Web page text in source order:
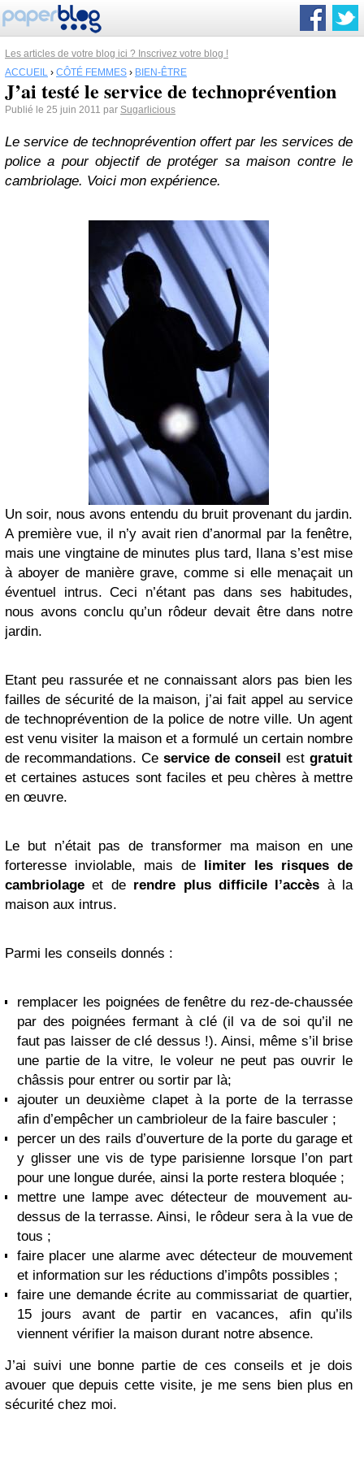
Les articles de votre blog ici ? Inscrivez votre blog !
ACCUEIL › CÔTÉ FEMMES › BIEN-ÊTRE
J’ai testé le service de technoprévention
Publié le 25 juin 2011 par Sugarlicious
Le service de technoprévention offert par les services de
police a pour objectif de protéger sa maison contre le
cambriolage. Voici mon expérience.
Un soir, nous avons entendu du bruit provenant du jardin.
A première vue, il n’y avait rien d’anormal par la fenêtre,
mais une vingtaine de minutes plus tard, Ilana s’est mise
à aboyer de manière grave, comme si elle menaçait un
éventuel intrus. Ceci n’étant pas dans ses habitudes,
nous avons conclu qu’un rôdeur devait être dans notre
jardin.
Etant peu rassurée et ne connaissant alors pas bien les
failles de sécurité de la maison, j’ai fait appel au service
de technoprévention de la police de notre ville. Un agent
est venu visiter la maison et a formulé un certain nombre
de recommandations. Ce service de conseil est gratuit
et certaines astuces sont faciles et peu chères à mettre
en œuvre.
Le but n’était pas de transformer ma maison en une
forteresse inviolable, mais de limiter les risques de
cambriolage et de rendre plus difficile l’accès à la
maison aux intrus.
Parmi les conseils donnés :
remplacer les poignées de fenêtre du rez-de-chaussée
par des poignées fermant à clé (il va de soi qu’il ne
faut pas laisser de clé dessus !). Ainsi, même s’il brise
une partie de la vitre, le voleur ne peut pas ouvrir le
châssis pour entrer ou sortir par là;
ajouter un deuxième clapet à la porte de la terrasse
afin d’empêcher un cambrioleur de la faire basculer ;
percer un des rails d’ouverture de la porte du garage et
y glisser une vis de type parisienne lorsque l’on part
pour une longue durée, ainsi la porte restera bloquée ;
mettre une lampe avec détecteur de mouvement au-
dessus de la terrasse. Ainsi, le rôdeur sera à la vue de
tous ;
faire placer une alarme avec détecteur de mouvement
et information sur les réductions d’impôts possibles ;
faire une demande écrite au commissariat de quartier,
15 jours avant de partir en vacances, afin qu’ils
viennent vérifier la maison durant notre absence.
J’ai suivi une bonne partie de ces conseils et je dois
avouer que depuis cette visite, je me sens bien plus en
sécurité chez moi.